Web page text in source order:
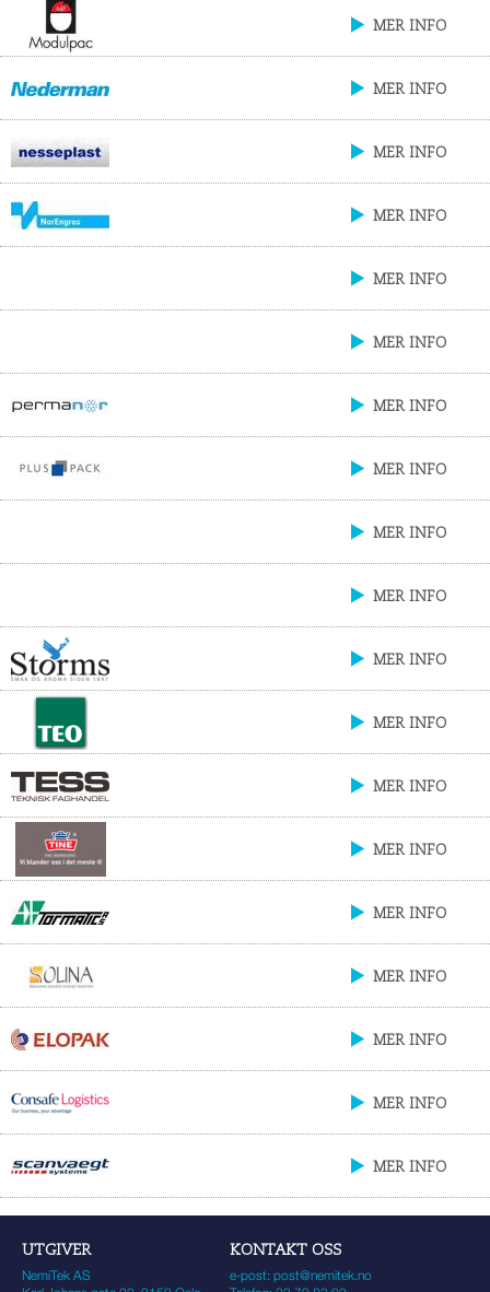
MER INFO
MER INFO
MER INFO
MER INFO
MER INFO
MER INFO
MER INFO
MER INFO
MER INFO
MER INFO
MER INFO
MER INFO
MER INFO
MER INFO
MER INFO
MER INFO
MER INFO
MER INFO
MER INFO
UTGIVER
NemiTek AS
KONTAKT OSS
e-post: post@nemitek.no